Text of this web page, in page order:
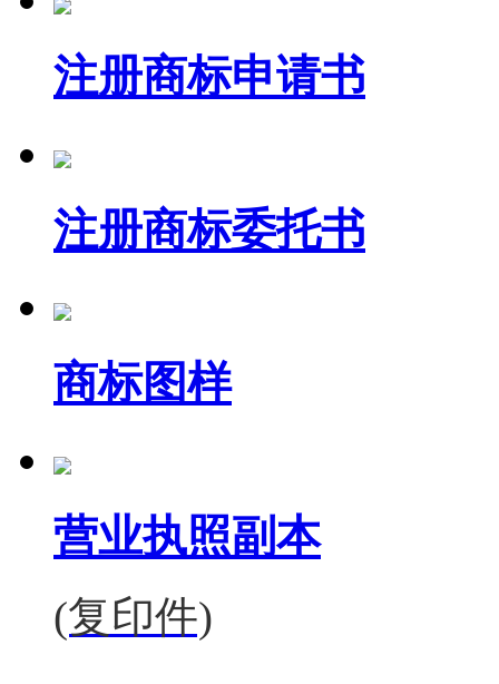
注册商标申请书
注册商标委托书
商标图样
营业执照副本
(复印件)